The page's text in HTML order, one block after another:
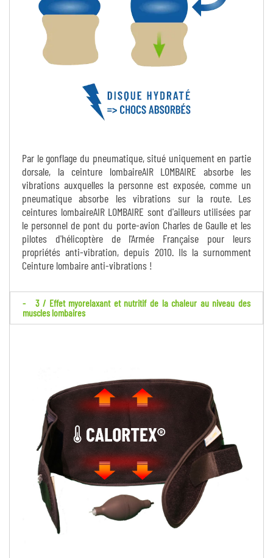
Par le gonflage du pneumatique, situé uniquement en partie
dorsale, la ceinture lombaireAIR LOMBAIRE absorbe les
vibrations auxquelles la personne est exposée, comme un
pneumatique absorbe les vibrations sur la route. Les
ceintures lombaireAIR LOMBAIRE sont d'ailleurs utilisées par
le personnel de pont du porte-avion Charles de Gaulle et les
pilotes d'hélicoptère de l'Armée Française pour leurs
propriétés anti-vibration, depuis 2010. Ils la surnomment
Ceinture lombaire anti-vibrations !
3 / Effet myorelaxant et nutritif de la chaleur au niveau des
muscles lombaires